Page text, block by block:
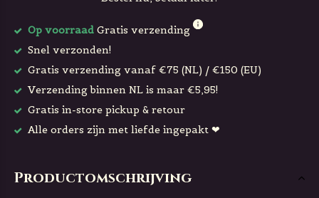
Op voorraad Gratis verzending
Snel verzonden!
Gratis verzending vanaf €75 (NL) / €150 (EU)
Verzending binnen NL is maar €5,95!
Gratis in-store pickup & retour
Alle orders zijn met liefde ingepakt ❤
Productomschrijving